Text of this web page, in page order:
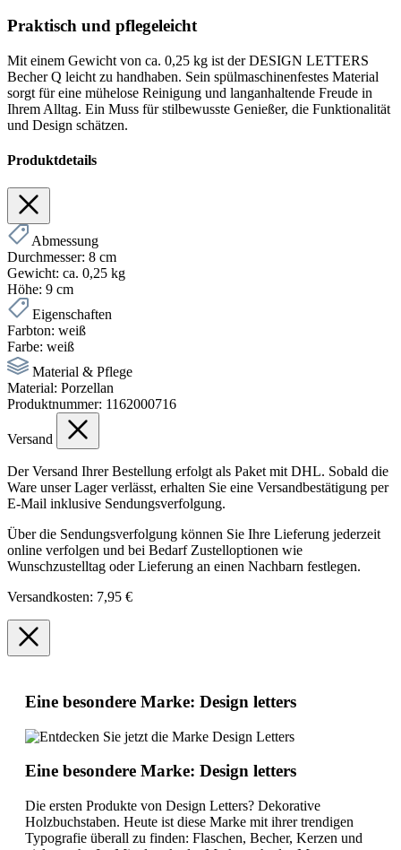
Praktisch und pflegeleicht
Mit einem Gewicht von ca. 0,25 kg ist der DESIGN LETTERS
Becher Q leicht zu handhaben. Sein spülmaschinenfestes Material
sorgt für eine mühelose Reinigung und langanhaltende Freude in
Ihrem Alltag. Ein Muss für stilbewusste Genießer, die Funktionalität
und Design schätzen.
Produktdetails
Abmessung
Durchmesser: 8 cm
Gewicht: ca. 0,25 kg
Höhe: 9 cm
Eigenschaften
Farbton: weiß
Farbe: weiß
Material & Pflege
Material: Porzellan
Produktnummer: 1162000716
Versand
Der Versand Ihrer Bestellung erfolgt als Paket mit DHL. Sobald die
Ware unser Lager verlässt, erhalten Sie eine Versandbestätigung per
E-Mail inklusive Sendungsverfolgung.
Über die Sendungsverfolgung können Sie Ihre Lieferung jederzeit
online verfolgen und bei Bedarf Zustelloptionen wie
Wunschzustelltag oder Lieferung an einen Nachbarn festlegen.
Versandkosten: 7,95 €
Eine besondere Marke: Design letters
Eine besondere Marke: Design letters
Die ersten Produkte von Design Letters? Dekorative
Holzbuchstaben. Heute ist diese Marke mit ihrer trendigen
Typografie überall zu finden: Flaschen, Becher, Kerzen und